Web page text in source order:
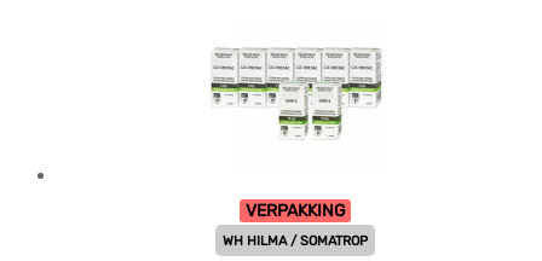
VERPAKKING
WH HILMA / SOMATROP